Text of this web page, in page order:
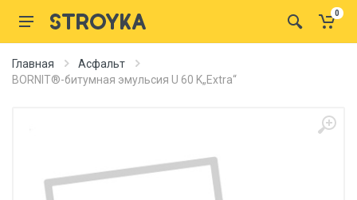
0
Главная
Асфальт
BORNIT®-битумная эмульсия U 60 K„Extra“